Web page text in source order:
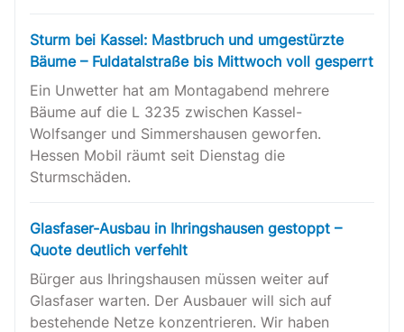
Sturm bei Kassel: Mastbruch und umgestürzte
Bäume – Fuldatalstraße bis Mittwoch voll gesperrt
Ein Unwetter hat am Montagabend mehrere
Bäume auf die L 3235 zwischen Kassel-
Wolfsanger und Simmershausen geworfen.
Hessen Mobil räumt seit Dienstag die
Sturmschäden.
Glasfaser-Ausbau in Ihringshausen gestoppt –
Quote deutlich verfehlt
Bürger aus Ihringshausen müssen weiter auf
Glasfaser warten. Der Ausbauer will sich auf
bestehende Netze konzentrieren. Wir haben